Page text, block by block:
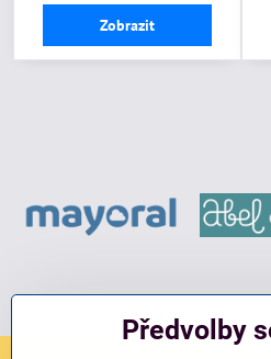
Zobrazit
Předvolby